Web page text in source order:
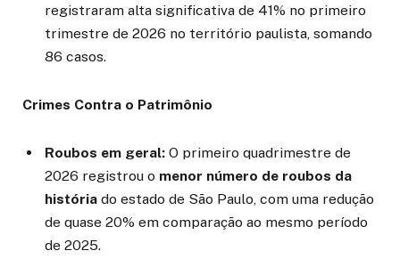
registraram alta significativa de 41% no primeiro
trimestre de 2026 no território paulista, somando
86 casos.
Crimes Contra o Patrimônio
Roubos em geral: O primeiro quadrimestre de
2026 registrou o menor número de roubos da
história do estado de São Paulo, com uma redução
de quase 20% em comparação ao mesmo período
de 2025.